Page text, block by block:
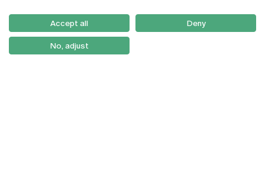
Como Chegar
Newsletter
Accept all Deny
No, adjust